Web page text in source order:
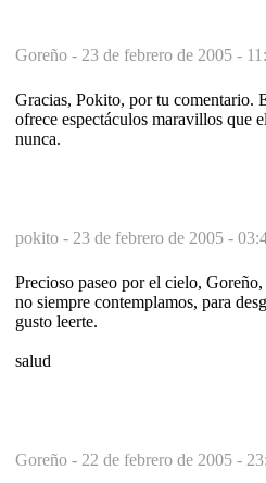
Goreño - 23 de febrero de 2005 -
Gracias, Pokito, por tu comentario.
ofrece espectáculos maravillos que
nunca.
pokito - 23 de febrero de 2005 -
Precioso paseo por el cielo,
no siempre contemplamos, para
gusto leerte.
salud
Goreño - 22 de febrero de 2005 -